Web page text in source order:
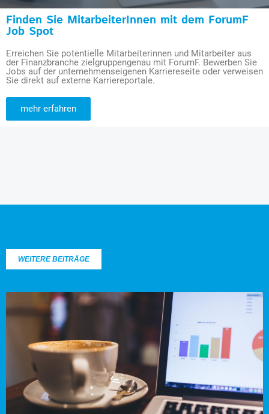
Finden Sie MitarbeiterInnen mit dem ForumF
Job Spot
Erreichen Sie potentielle Mitarbeiterinnen und Mitarbeiter aus
der Finanzbranche zielgruppengenau mit ForumF. Bewerben Sie
Jobs auf der unternehmenseigenen Karriereseite oder verweisen
Sie direkt auf externe Karriereportale.
mehr erfahren
WEITERE BEITRÄGE